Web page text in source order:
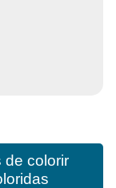
de colorir